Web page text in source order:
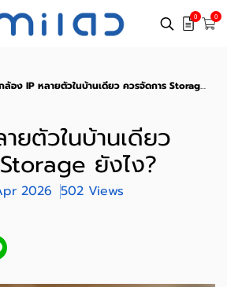
0 0
ล้อง IP หลายตัวในบ้านเดียว ควรจัดการ Storage ยังไง?
ยตัวในบ้านเดียว
ยังไง?
2026 502 Views